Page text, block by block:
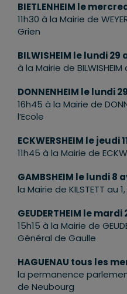
BIETLENHEIM le
11h30 à la Mairie de
Grien
BILWISHEIM le lundi 29
à la Mairie de
DONNENHEIM le lundi
16h45 à la Mairie de
l’Ecole
ECKWERSHEIM le jeudi
11h45 à la Mairie de
GAMBSHEIM le lundi 8
la Mairie de KILSTETT au
GEUDERTHEIM le mardi
15h15 à la Mairie de
Général de Gaulle
HAGUENAU tous les
la permanence
de Neubourg